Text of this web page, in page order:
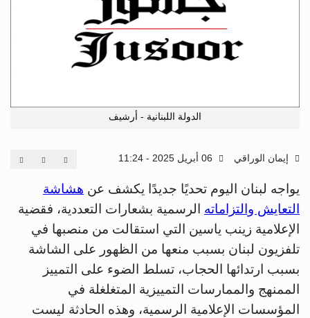
الدولة اللبنانية - أرشيف
إيمان الوراقي
يواجه لبنان اليوم تحديًا جديدًا يكشف عن هشاشة
التعايش والتزاماته الرسمية بشعارات التعددية، فقضية
الإعلامية زينب ياسين التي استقالت من منصبها في
تلفزيون لبنان بسبب منعها من الظهور على الشاشة
بسبب ارتدائها الحجاب، تسلط الضوء على التمييز
الممنهج والممارسات التمييزية المتغلغلة في
المؤسسات الإعلامية الرسمية، وهذه الحادثة ليست